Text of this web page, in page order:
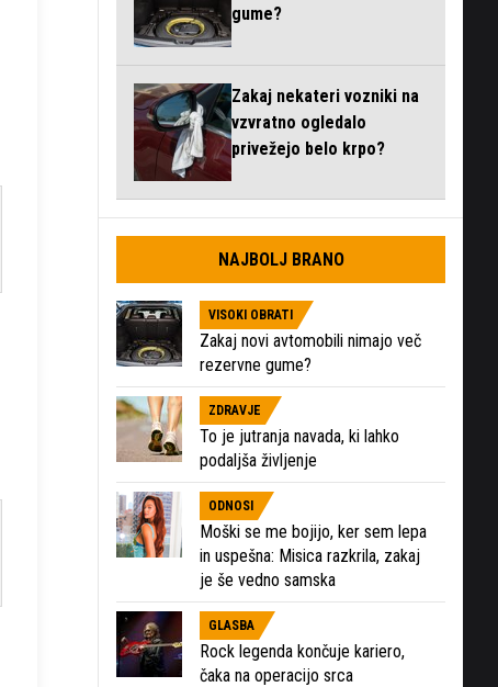
gume?
Zakaj nekateri vozniki na
vzvratno ogledalo
privežejo belo krpo?
NAJBOLJ BRANO
VISOKI OBRATI
Zakaj novi avtomobili nimajo več
rezervne gume?
ZDRAVJE
To je jutranja navada, ki lahko
podaljša življenje
ODNOSI
Moški se me bojijo, ker sem lepa
in uspešna: Misica razkrila, zakaj
je še vedno samska
GLASBA
Rock legenda končuje kariero,
čaka na operacijo srca